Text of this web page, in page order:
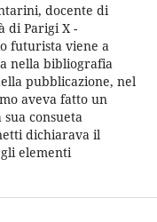
docente di
di Parigi X -
futurista viene a
nella bibliografia
pubblicazione, nel
aveva fatto un
consueta
dichiarava il
elementi